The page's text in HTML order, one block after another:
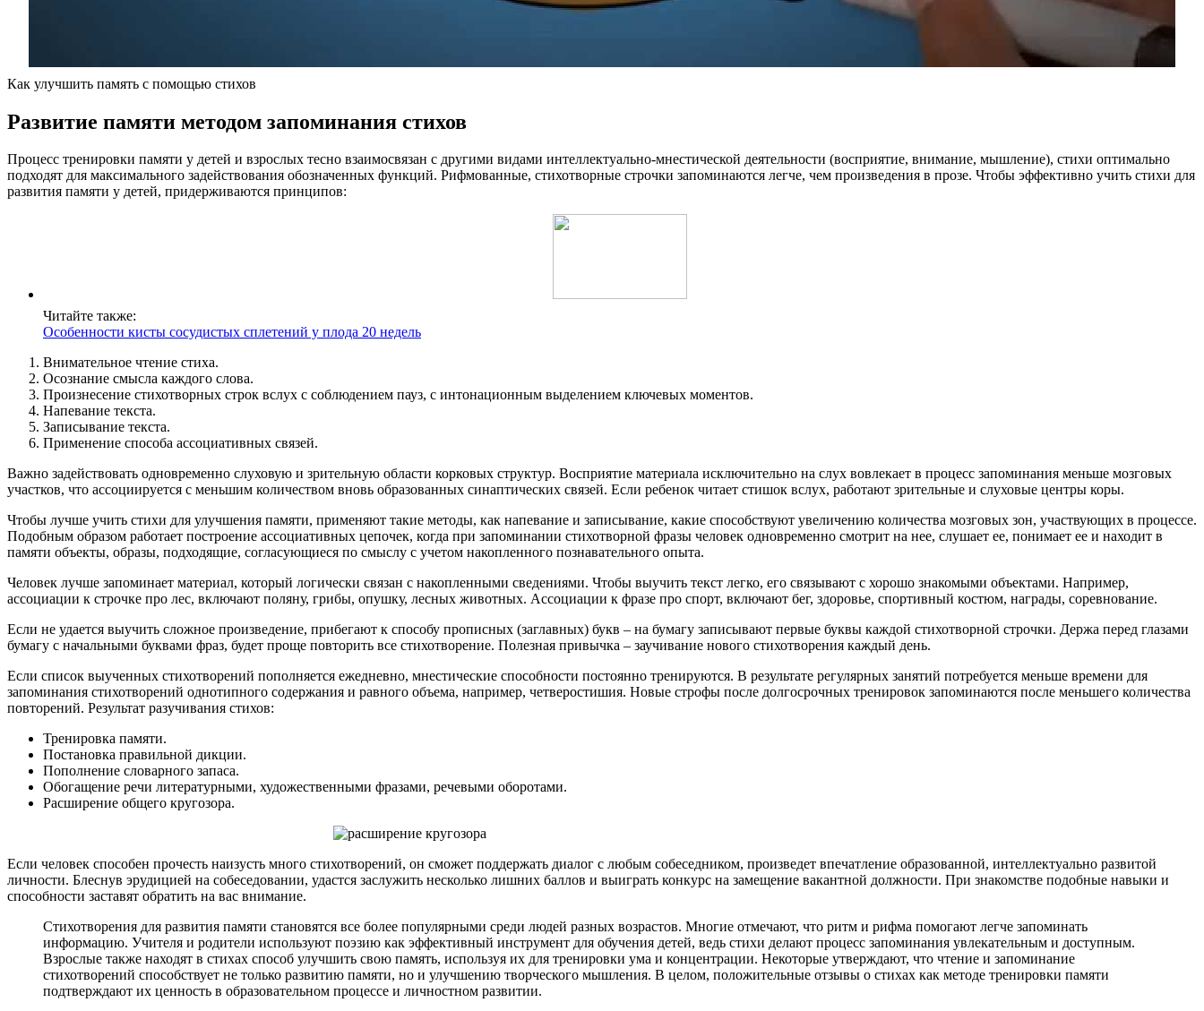
Как улучшить память с помощью стихов
Развитие памяти методом запоминания стихов
Процесс тренировки памяти у детей и взрослых тесно взаимосвязан с другими видами интеллектуально-мнестической деятельности (восприятие, внимание, мышление), стихи оптимально
подходят для максимального задействования обозначенных функций. Рифмованные, стихотворные строчки запоминаются легче, чем произведения в прозе. Чтобы эффективно учить стихи для
развития памяти у детей, придерживаются принципов:
Читайте также:
Особенности кисты сосудистых сплетений у плода 20 недель
Внимательное чтение стиха.
Осознание смысла каждого слова.
Произнесение стихотворных строк вслух с соблюдением пауз, с интонационным выделением ключевых моментов.
Напевание текста.
Записывание текста.
Применение способа ассоциативных связей.
Важно задействовать одновременно слуховую и зрительную области корковых структур. Восприятие материала исключительно на слух вовлекает в процесс запоминания меньше мозговых
участков, что ассоциируется с меньшим количеством вновь образованных синаптических связей. Если ребенок читает стишок вслух, работают зрительные и слуховые центры коры.
Чтобы лучше учить стихи для улучшения памяти, применяют такие методы, как напевание и записывание, какие способствуют увеличению количества мозговых зон, участвующих в процессе.
Подобным образом работает построение ассоциативных цепочек, когда при запоминании стихотворной фразы человек одновременно смотрит на нее, слушает ее, понимает ее и находит в
памяти объекты, образы, подходящие, согласующиеся по смыслу с учетом накопленного познавательного опыта.
Человек лучше запоминает материал, который логически связан с накопленными сведениями. Чтобы выучить текст легко, его связывают с хорошо знакомыми объектами. Например,
ассоциации к строчке про лес, включают поляну, грибы, опушку, лесных животных. Ассоциации к фразе про спорт, включают бег, здоровье, спортивный костюм, награды, соревнование.
Если не удается выучить сложное произведение, прибегают к способу прописных (заглавных) букв – на бумагу записывают первые буквы каждой стихотворной строчки. Держа перед глазами
бумагу с начальными буквами фраз, будет проще повторить все стихотворение. Полезная привычка – заучивание нового стихотворения каждый день.
Если список выученных стихотворений пополняется ежедневно, мнестические способности постоянно тренируются. В результате регулярных занятий потребуется меньше времени для
запоминания стихотворений однотипного содержания и равного объема, например, четверостишия. Новые строфы после долгосрочных тренировок запоминаются после меньшего количества
повторений. Результат разучивания стихов:
Тренировка памяти.
Постановка правильной дикции.
Пополнение словарного запаса.
Обогащение речи литературными, художественными фразами, речевыми оборотами.
Расширение общего кругозора.
Если человек способен прочесть наизусть много стихотворений, он сможет поддержать диалог с любым собеседником, произведет впечатление образованной, интеллектуально развитой
личности. Блеснув эрудицией на собеседовании, удастся заслужить несколько лишних баллов и выиграть конкурс на замещение вакантной должности. При знакомстве подобные навыки и
способности заставят обратить на вас внимание.
Стихотворения для развития памяти становятся все более популярными среди людей разных возрастов. Многие отмечают, что ритм и рифма помогают легче запоминать
информацию. Учителя и родители используют поэзию как эффективный инструмент для обучения детей, ведь стихи делают процесс запоминания увлекательным и доступным.
Взрослые также находят в стихах способ улучшить свою память, используя их для тренировки ума и концентрации. Некоторые утверждают, что чтение и запоминание
стихотворений способствует не только развитию памяти, но и улучшению творческого мышления. В целом, положительные отзывы о стихах как методе тренировки памяти
подтверждают их ценность в образовательном процессе и личностном развитии.